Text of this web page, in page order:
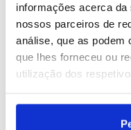
informações acerca
nossos parceiros de
análise, que as podem
que lhes forneceu ou
utilização dos
abandonar as casas